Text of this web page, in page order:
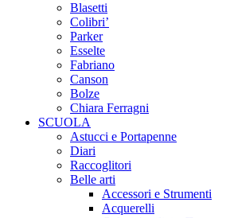
Blasetti
Colibri’
Parker
Esselte
Fabriano
Canson
Bolze
Chiara Ferragni
SCUOLA
Astucci e Portapenne
Diari
Raccoglitori
Belle arti
Accessori e Strumenti
Acquerelli